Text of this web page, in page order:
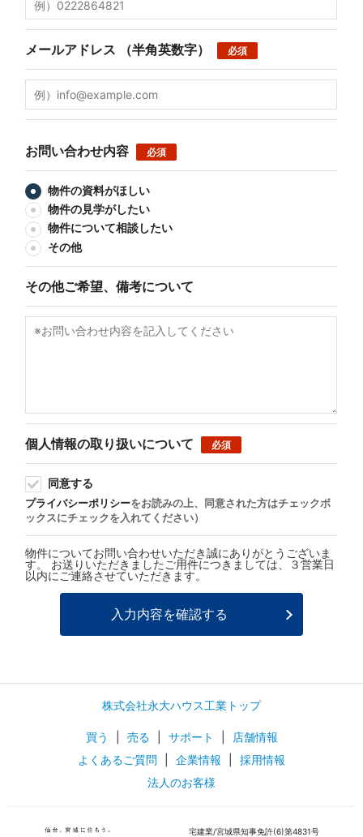
メールアドレス （半角英数字） 必須
お問い合わせ内容 必須
物件の資料がほしい
物件の見学がしたい
物件について相談したい
その他
その他ご希望、備考について
個人情報の取り扱いについて 必須
同意する
プライバシーポリシーをお読みの上、同意された方はチェックボ
ックスにチェックを入れてください）
物件についてお問い合わせいただき誠にありがとうございま
す。 お送りいただきましたご用件につきましては、３営業日
以内にご連絡させていただきます。
株式会社永大ハウス工業トップ
買う 売る サポート
店舗情報
よくあるご質問
企業情報
採用情報
法人のお客様
宅建業/宮城県知事免許(6)第4831号